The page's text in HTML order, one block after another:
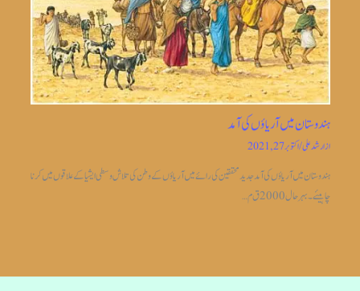
ہندوستان میں آریاؤں کی آمد
ازارشد علی/اکتوبر 27, 2021
ہندوستان میں آریاؤں کی آمد جدیدمحققین کی رائے میں آریاؤں کے وطن کی تلاش وسطی ایشیا کے علاقوں میں کرنا
چاہیئے۔بہر حال 2000 ق م…